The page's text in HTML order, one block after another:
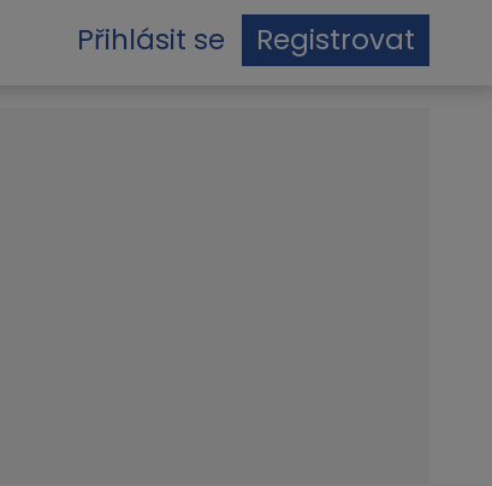
Přihlásit se Registrovat